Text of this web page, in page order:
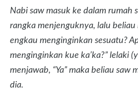
Nabi saw masuk ke dalam rumah
rangka menjenguknya, lalu beliau
engkau menginginkan sesuatu?
menginginkan kue ka’ka?” lelaki
menjawab, “Ya” maka beliau saw
dia.